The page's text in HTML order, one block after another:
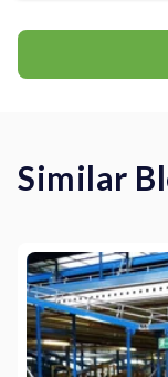
Similar